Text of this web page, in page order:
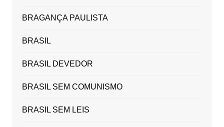
BRAGANÇA PAULISTA
BRASIL
BRASIL DEVEDOR
BRASIL SEM COMUNISMO
BRASIL SEM LEIS